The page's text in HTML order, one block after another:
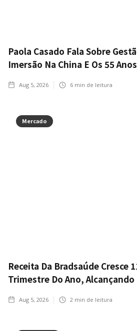
Paola Casado Fala Sobre
Imersão Na China E Os 55
Aug 5, 2026 6 min de leitura
Mercado
Receita Da Bradsaúde Cresce
Trimestre Do Ano, Alcançando
Aug 5, 2026 2 min de leitura